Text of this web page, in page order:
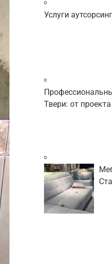
Услуги
Твери: от